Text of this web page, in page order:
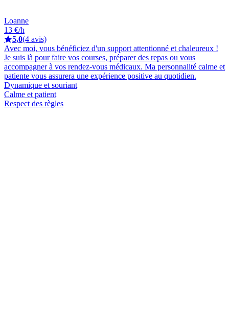
Loanne
13 €/h
5,0(4 avis)
Avec moi, vous bénéficiez d'un support attentionné et chaleureux !
Je suis là pour faire vos courses, préparer des repas ou vous
accompagner à vos rendez-vous médicaux. Ma personnalité calme et
patiente vous assurera une expérience positive au quotidien.
Dynamique et souriant
Calme et patient
Respect des règles